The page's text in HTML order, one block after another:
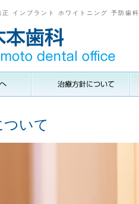
正 インプラント ホワイトニング 予防歯科
いて